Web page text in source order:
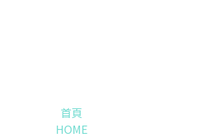
首頁
HOME